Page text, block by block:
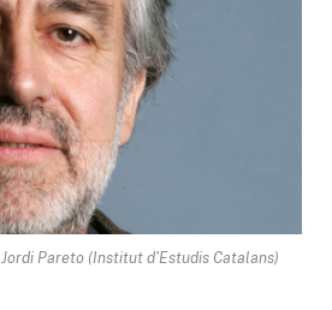
Pareto (Institut d'Estudis Catalans)